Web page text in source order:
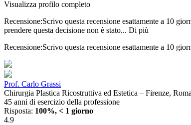
Visualizza profilo completo
Recensione:Scrivo questa recensione esattamente a 10
prendere questa decisione non è stato... Di più
Recensione:Scrivo questa recensione esattamente a 10
Prof. Carlo Grassi
Chirurgia Plastica Ricostruttiva ed Estetica – Firenze,
45 anni di esercizio della professione
Risposta: 100%, < 1 giorno
4.9